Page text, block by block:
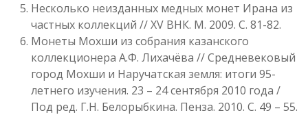
Несколько неизданных медных монет Ирана из
частных коллекций // XV ВНК. М. 2009. С. 81-82.
Монеты Мохши из собрания казанского
коллекционера А.Ф. Лихачёва // Средневековый
город Мохши и Наручатская земля: итоги 95-
летнего изучения. 23 – 24 сентября 2010 года /
Под ред. Г.Н. Белорыбкина. Пенза. 2010. С. 49 – 55.